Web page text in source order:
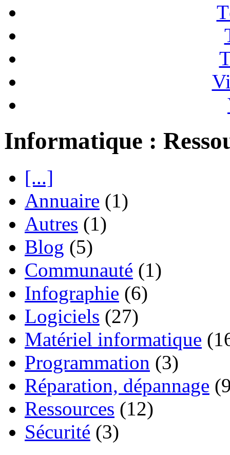
Informatique :
[...]
Annuaire (1)
Autres (1)
Blog (5)
Communauté (1)
Infographie (6)
Logiciels (27)
Matériel informatique
Programmation (3)
Réparation, dépannage
Ressources (12)
Sécurité (3)